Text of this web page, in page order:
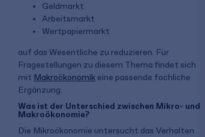
Geldmarkt
Arbeitsmarkt
Wertpapiermarkt
auf das Wesentliche zu reduzieren. Für
Fragestellungen zu diesem Thema findet sich
mit Makroökonomik eine passende fachliche
Ergänzung.
Was ist der Unterschied zwischen Mikro- und
Makroökonomie?
Die Mikroökonomie untersucht das Verhalten